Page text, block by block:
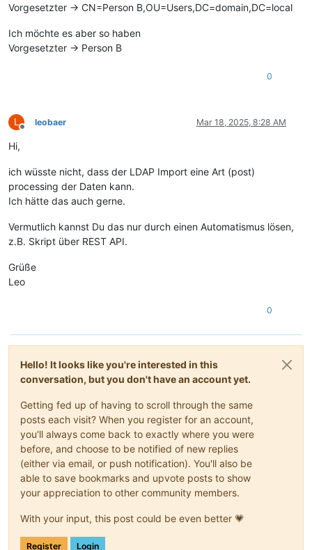
Vorgesetzter -> CN=Person B,OU=Users,DC=domain,DC=local
Ich möchte es aber so haben
Vorgesetzter -> Person B
0
L
Offline
leobaer Mar 18, 2025, 8:28 AM
Hi,
ich wüsste nicht, dass der LDAP Import eine Art (post)
processing der Daten kann.
Ich hätte das auch gerne.
Vermutlich kannst Du das nur durch einen Automatismus lösen,
z.B. Skript über REST API.
Grüße
Leo
0
Hello! It looks like you're interested in this
conversation, but you don't have an account yet.
Getting fed up of having to scroll through the same
posts each visit? When you register for an account,
you'll always come back to exactly where you were
before, and choose to be notified of new replies
(either via email, or push notification). You'll also be
able to save bookmarks and upvote posts to show
your appreciation to other community members.
With your input, this post could be even better 💗
Register Login